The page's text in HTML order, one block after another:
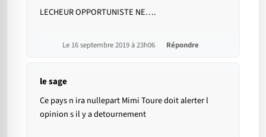
LECHEUR OPPORTUNISTE NE….
Le 16 septembre 2019 à 23h06 Répondre
le sage
Ce pays n ira nullepart Mimi Toure doit alerter l
opinion s il y a detournement